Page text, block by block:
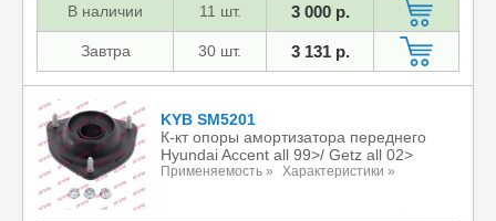
В наличии 11 шт. 3 000 р.
Завтра 30 шт. 3 131 р.
KYB SM5201
К-кт опоры амортизатора переднего
Hyundai Accent all 99>/ Getz all 02>
Применяемость » Характеристики »